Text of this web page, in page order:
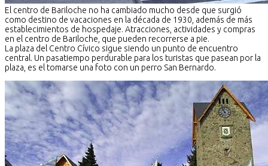
El centro de Bariloche no ha cambiado mucho desde que surgió
como destino de vacaciones en la década de 1930, además de más
establecimientos de hospedaje. Atracciones, actividades y compras
en el centro de Bariloche, que pueden recorrerse a pie.
La plaza del Centro Cívico sigue siendo un punto de encuentro
central. Un pasatiempo perdurable para los turistas que pasean por la
plaza, es el tomarse una foto con un perro San Bernardo.